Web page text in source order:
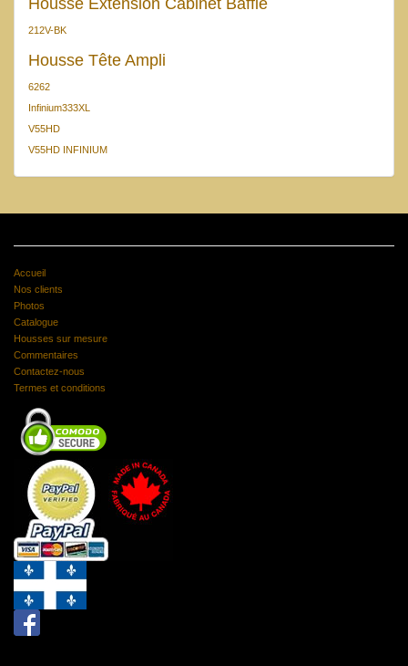
Housse Extension Cabinet Baffle
212V-BK
Housse Tête Ampli
6262
Infinium333XL
V55HD
V55HD INFINIUM
Accueil
Nos clients
Photos
Catalogue
Housses sur mesure
Commentaires
Contactez-nous
Termes et conditions